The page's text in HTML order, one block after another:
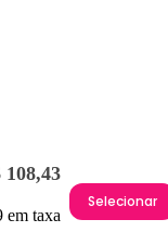
108,43
em taxa
Selecionar